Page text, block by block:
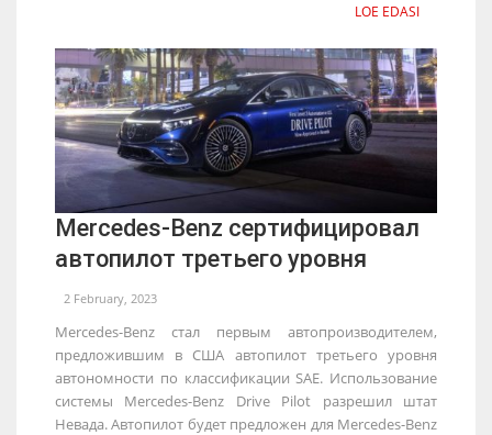
LOE EDASI
Mercedes-Benz сертифицировал
автопилот третьего уровня
2 February, 2023
Mercedes-Benz стал первым автопроизводителем,
предложившим в США автопилот третьего уровня
автономности по классификации SAE. Использование
системы Mercedes-Benz Drive Pilot разрешил штат
Невада. Автопилот будет предложен для Mercedes-Benz